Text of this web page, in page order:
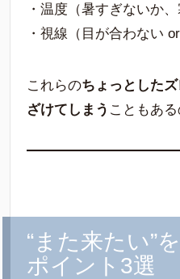
・温度（暑すぎないか、
・視線（目が合わない
これらのちょっとした
ざけてしまう こともある
“また来たい”
ポイント3選